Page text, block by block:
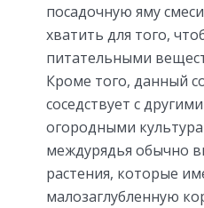
посадочную яму
хватить для того,
питательными
Кроме того, данный
соседствует с
огородными
междурядья обычно
растения, которые
малозаглубленную